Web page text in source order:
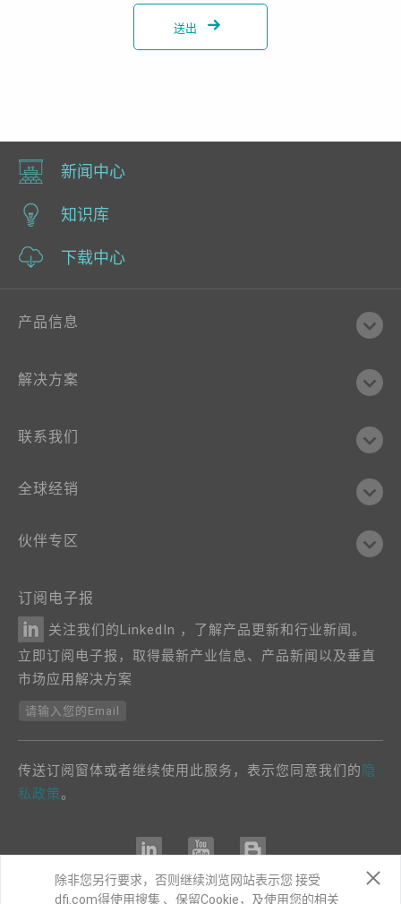
送出
新闻中心
知识库
下载中心
产品信息
解决方案
联系我们
全球经销
伙伴专区
订阅电子报
关注我们的LinkedIn ，了解产品更新和行业新闻。
立即订阅电子报，取得最新产业信息、产品新闻以及垂直
市场应用解决方案
请输入您的Email
传送订阅窗体或者继续使用此服务，表示您同意我们的 隐
私政策。
除非您另行要求，否则继续浏览网站表示您 接受
dfi.com得使用搜集 、保留Cookie，及使用您的相关